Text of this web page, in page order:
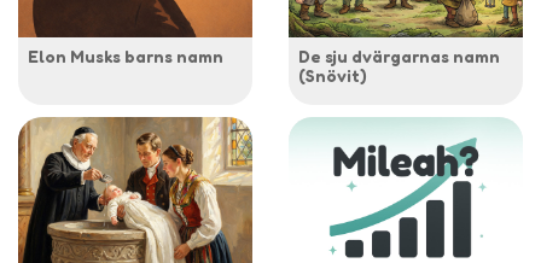
Elon Musks barns namn
De sju dvärgarnas namn
(Snövit)